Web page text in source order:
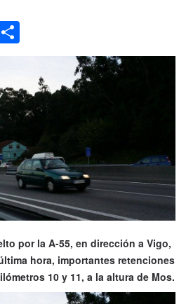
por la A-55, en dirección a Vigo,
hora, importantes retenciones
10 y 11, a la altura de Mos.